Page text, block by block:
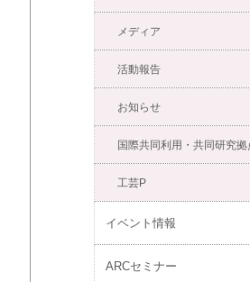
メディア
活動報告
お知らせ
国際共同利用・共同研究拠
工芸P
イベント情報
ARCセミナー